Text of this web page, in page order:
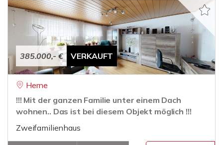
385.000,- € VERKAUFT
Herne
!!! Mit der ganzen Familie unter einem Dach
wohnen.. Das ist bei diesem Objekt möglich !!!
Zweifamilienhaus